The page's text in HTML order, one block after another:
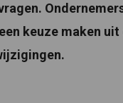
keuze maken